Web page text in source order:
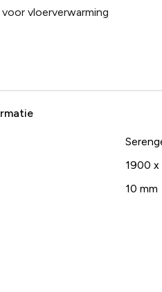
vloerverwarming
1900 x
10 mm